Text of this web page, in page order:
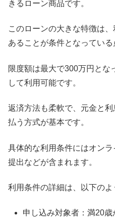
きるローン商品です。
このローンの大きな特徴は
あることが条件となっている
限度額は最大で300万円とな
して利用可能です。
返済方法も柔軟で、元金と
払う方式が基本です。
具体的な利用条件にはオン
提出などが含まれます。
利用条件の詳細は、以下のよ
申し込み対象者：満20